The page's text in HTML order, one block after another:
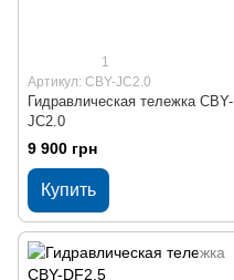
1
Артикул: CBY-JC2.0
Гидравлическая тележка CBY-
JC2.0
9 900 грн
Купить